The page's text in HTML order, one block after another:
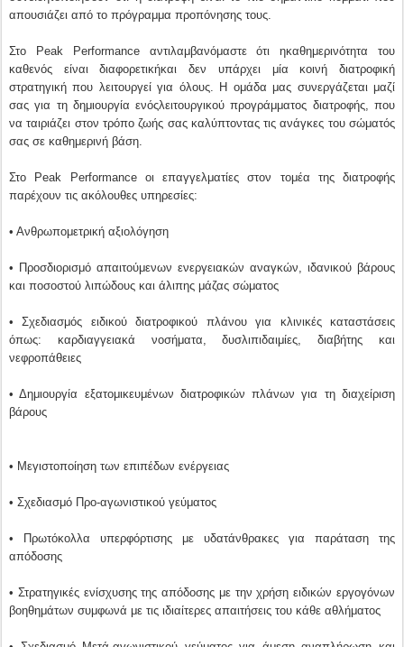
απουσιάζει από το πρόγραμμα προπόνησης τους.
Στο Peak Performance αντιλαμβανόμαστε ότι ηκαθημερινότητα του
καθενός είναι διαφορετικήκαι δεν υπάρχει μία κοινή διατροφική
στρατηγική που λειτουργεί για όλους. Η ομάδα μας συνεργάζεται μαζί
σας για τη δημιουργία ενόςλειτουργικού προγράμματος διατροφής, που
να ταιριάζει στον τρόπο ζωής σας καλύπτοντας τις ανάγκες του σώματός
σας σε καθημερινή βάση.
Στο Peak Performance οι επαγγελματίες στον τομέα της διατροφής
παρέχουν τις ακόλουθες υπηρεσίες:
• Ανθρωπομετρική αξιολόγηση
• Προσδιορισμό απαιτούμενων ενεργειακών αναγκών, ιδανικού βάρους
και ποσοστού λιπώδους και άλιπης μάζας σώματος
• Σχεδιασμός ειδικού διατροφικού πλάνου για κλινικές καταστάσεις
όπως: καρδιαγγειακά νοσήματα, δυσλιπιδαιμίες, διαβήτης και
νεφροπάθειες
• Δημιουργία εξατομικευμένων διατροφικών πλάνων για τη διαχείριση
βάρους
• Μεγιστοποίηση των επιπέδων ενέργειας
• Σχεδιασμό Προ-αγωνιστικού γεύματος
• Πρωτόκολλα υπερφόρτισης με υδατάνθρακες για παράταση της
απόδοσης
• Στρατηγικές ενίσχυσης της απόδοσης με την χρήση ειδικών εργογόνων
βοηθημάτων συμφωνά με τις ιδιαίτερες απαιτήσεις του κάθε αθλήματος